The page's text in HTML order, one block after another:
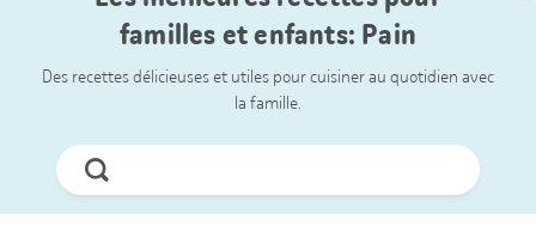
familles et enfants: Pain
Des recettes délicieuses et utiles pour cuisiner au quotidien avec
la famille.
Chercher